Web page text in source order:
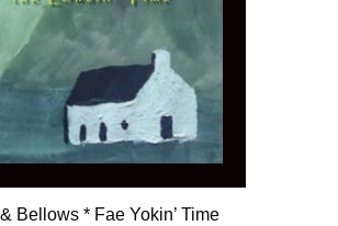
Bellows * Fae Yokin’ Time